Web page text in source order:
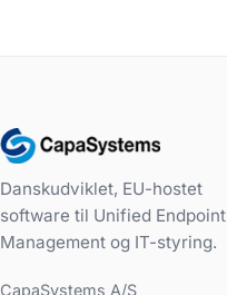
Danskudviklet, EU-hostet
software til Unified Endpoint
Management og IT-styring.
CapaSystems A/S